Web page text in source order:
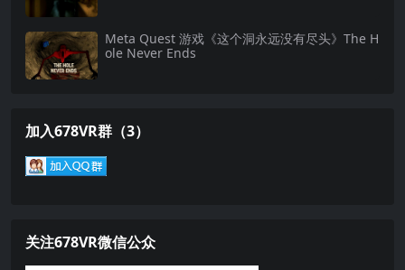
Meta Quest 游戏《这个洞永远没有尽头》The H
ole Never Ends
加入678VR群（3）
关注678VR微信公众